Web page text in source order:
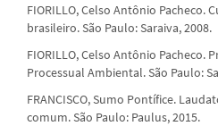
FIORILLO, Celso Antônio Pacheco.
brasileiro. São Paulo: Saraiva, 2008.
FIORILLO, Celso Antônio Pacheco.
Processual Ambiental. São Paulo:
FRANCISCO, Sumo Pontífice.
comum. São Paulo: Paulus, 2015.